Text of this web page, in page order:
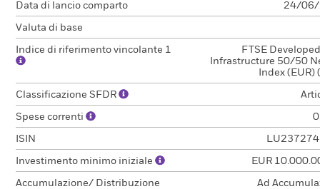
Data di lancio comparto 24/06/
Valuta di base
Indice di riferimento vincolante 1
FTSE
Infrastructure 50/50
Index (EUR)
Classificazione SFDR
Spese correnti
ISIN
Investimento minimo iniziale EUR
Accumulazione/ Distribuzione
Ad